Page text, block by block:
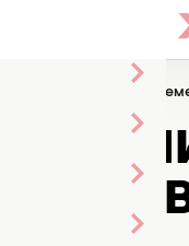
во второй